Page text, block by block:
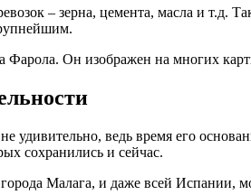
– зерна, цемента, масла и т.д.
Он изображен на многих
удивительно, ведь время его
сохранились и сейчас.
Малага, и даже всей Испании,